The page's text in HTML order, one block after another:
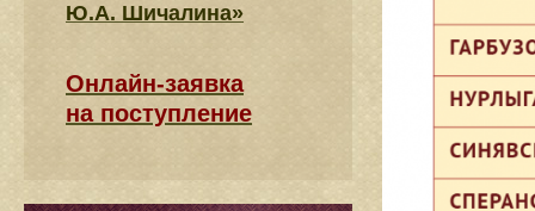
Ю.А. Шичалина»
Онлайн-заявка
на поступление